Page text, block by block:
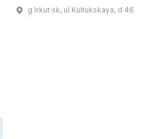
минеральных вод и лечебных
g Irkut·sk, ul Kultukskaya, d 46